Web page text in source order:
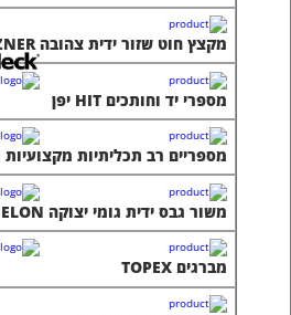
מקצץ חוט שזור ידית צהובה WIZNER
מספרי יד וחותכים HIT יפן
מספריים רב תכליתיות מקצועיות KOMELON
משור גבס ידית גומי יצוקה KOMELON
מברגים TOPEX